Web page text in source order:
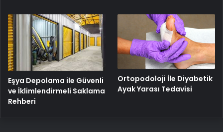
Eşya Depolama ile Güvenli
ve İklimlendirmeli Saklama
Rehberi
Ortopodoloji İle Diyabetik
Ayak Yarası Tedavisi